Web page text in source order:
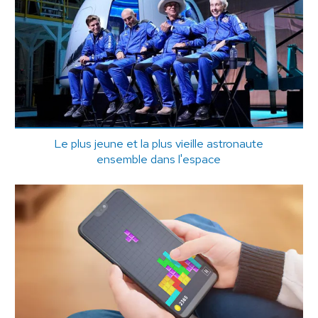
Le plus jeune et la plus vieille astronaute
ensemble dans l'espace